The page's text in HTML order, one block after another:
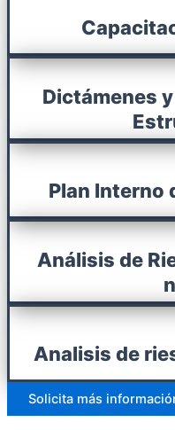
Dictámenes
Plan Interno
Análisis de
Analisis de
Solicita más